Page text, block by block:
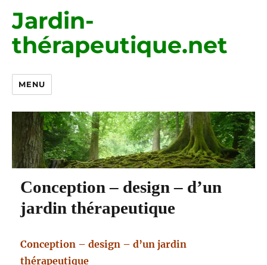
Jardin-
thérapeutique.net
MENU
Conception – design – d’un
jardin thérapeutique
Conception – design – d’un jardin
thérapeutique